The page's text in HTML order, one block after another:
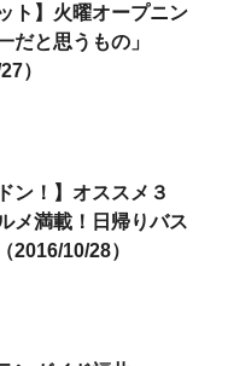
ト】火曜オープニン
だと思うもの」
）
ン！】オススメ３
メ満載！日帰りバス
2016/10/28）